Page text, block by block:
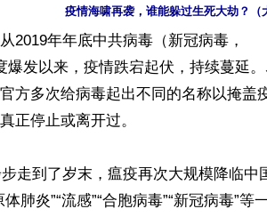
疫情海啸再袭，谁能躲过生死大劫？（
2019年年底中共病毒（新冠病毒，
爆发以来，疫情跌宕起伏，持续蔓延
方多次给病毒起出不同的名称以掩盖
正停止或离开过。
走到了岁末，瘟疫再次大规模降临中
肺炎”“流感”“合胞病毒”“新冠病毒”等